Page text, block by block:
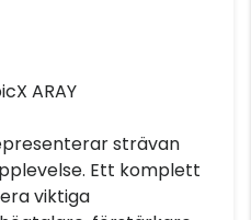
ARAY
strävan
Ett komplett
viktiga